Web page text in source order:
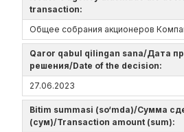
transaction:
Общее собрания акционеров
Qaror qabul qilingan sana/Дата
решения/Date of the decision:
27.06.2023
Bitim summasi (so‘mda)/Сумма
(сум)/Transaction amount (sum):